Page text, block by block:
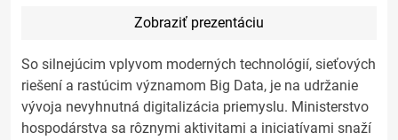
Zobraziť prezentáciu
So silnejúcim vplyvom moderných technológií, sieťových
riešení a rastúcim významom Big Data, je na udržanie
vývoja nevyhnutná digitalizácia priemyslu. Ministerstvo
hospodárstva sa rôznymi aktivitami a iniciatívami snaží